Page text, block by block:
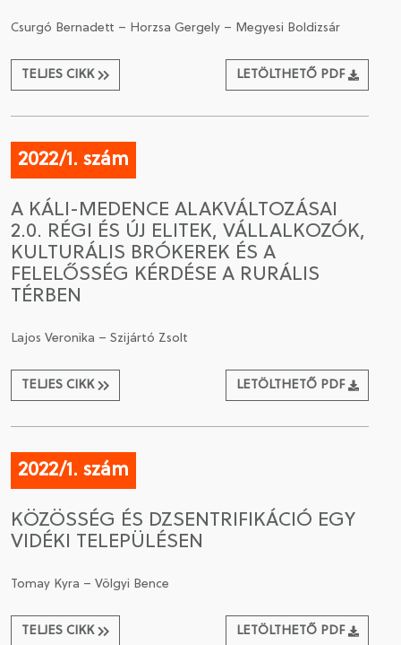
Csurgó Bernadett – Horzsa Gergely – Megyesi Boldizsár
TELJES CIKK LETÖLTHETŐ PDF
2022/1. szám
A KÁLI-MEDENCE ALAKVÁLTOZÁSAI
2.0. RÉGI ÉS ÚJ ELITEK, VÁLLALKOZÓK,
KULTURÁLIS BRÓKEREK ÉS A
FELELŐSSÉG KÉRDÉSE A RURÁLIS
TÉRBEN
Lajos Veronika – Szijártó Zsolt
TELJES CIKK LETÖLTHETŐ PDF
2022/1. szám
KÖZÖSSÉG ÉS DZSENTRIFIKÁCIÓ EGY
VIDÉKI TELEPÜLÉSEN
Tomay Kyra – Völgyi Bence
TELJES CIKK LETÖLTHETŐ PDF